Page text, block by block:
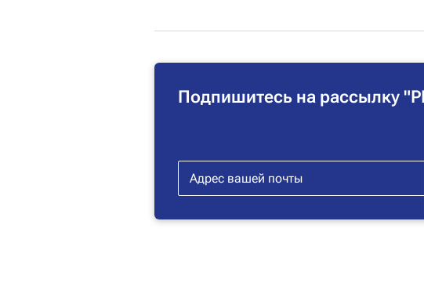
Подпишитесь на рассылку